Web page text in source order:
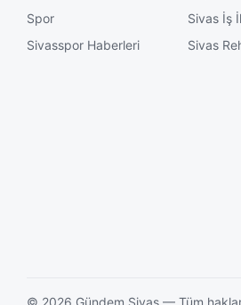
Spor
Sivasspor Haberleri
Sivas İş
Sivas
© 2026 Gündem Sivas — Tüm hakları